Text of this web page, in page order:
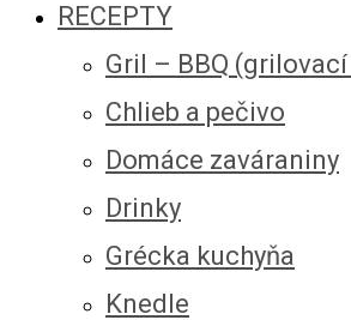
RECEPTY
Gril – BBQ
Chlieb a pečivo
Domáce zaváraniny
Drinky
Grécka kuchyňa
Knedle